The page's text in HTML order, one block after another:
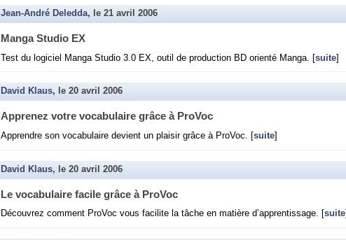
Jean-André Deledda, le 21 avril 2006
Manga Stu­dio EX
Test du lo­gi­ciel Manga Stu­dio 3.0 EX, outil de pro­duc­tion BD orienté Manga. [suite]
David Klaus, le 20 avril 2006
Ap­pre­nez votre vo­ca­bu­laire grâce à Pro­Voc
Ap­prendre son vo­ca­bu­laire de­vient un plai­sir grâce à Pro­Voc. [ suite
David Klaus, le 20 avril 2006
Le vo­ca­bu­laire fa­cile grâce à Pro­Voc
Dé­cou­vrez com­ment Pro­Voc vous fa­ci­lite la tâche en ma­tière d’ap­pren­tis­sage. [ suite